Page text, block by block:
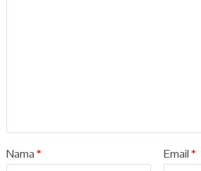
Nama* Email*